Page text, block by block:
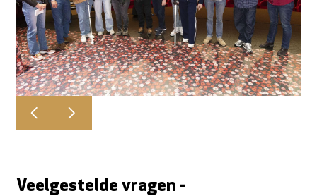
Veelgestelde vragen -